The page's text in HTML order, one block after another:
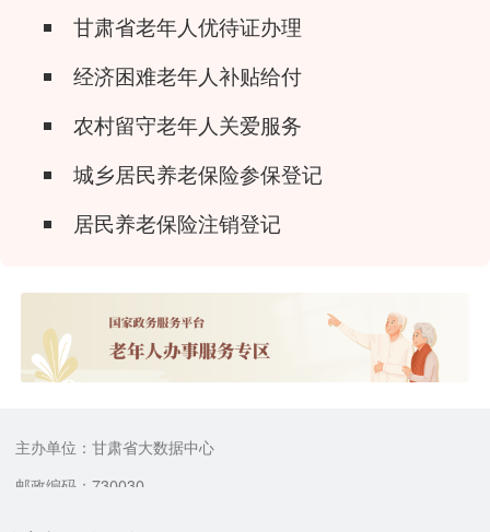
甘肃省老年人优待证办理
经济困难老年人补贴给付
农村留守老年人关爱服务
城乡居民养老保险参保登记
居民养老保险注销登记
主办单位：甘肃省大数据中心
邮政编码：730030